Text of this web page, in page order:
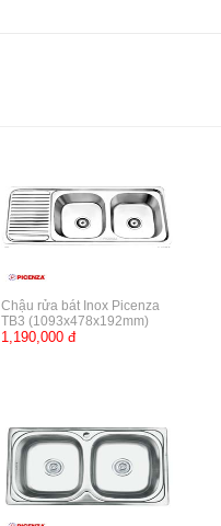
Chậu rửa bát Inox Picenza
TB3 (1093x478x192mm)
1,190,000 đ